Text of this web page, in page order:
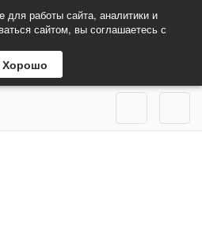
работы сайта, аналитики и
сайтом, вы соглашаетесь с
Хорошо